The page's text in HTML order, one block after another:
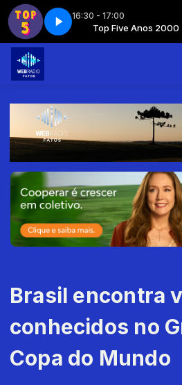
16:30 - 17:00
Top Five Anos 2000
Top five anos 2000 -
Só Modão
Brasil encontra
conhecidos no
Copa do Mundo